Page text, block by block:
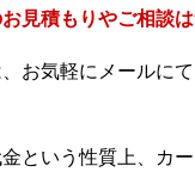
見積もりやご相談は
お気軽にメールに
という性質上、カ